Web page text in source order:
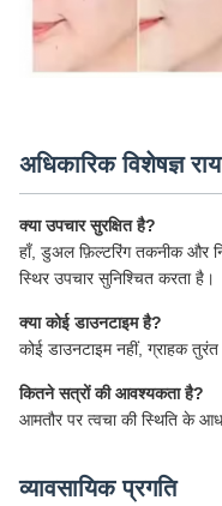
अधिकारिक विशेषज्ञ राय
क्या उपचार सुरक्षित है?
हाँ, डुअल फ़िल्टरिंग तकनीक और
स्थिर उपचार सुनिश्चित करता है।
क्या कोई डाउनटाइम है?
कोई डाउनटाइम नहीं, ग्राहक
कितने सत्रों की आवश्यकता है?
आमतौर पर त्वचा की स्थिति के
व्यावसायिक प्रगति